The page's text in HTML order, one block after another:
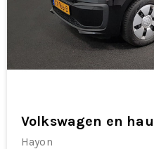
Volkswagen en
Hayon